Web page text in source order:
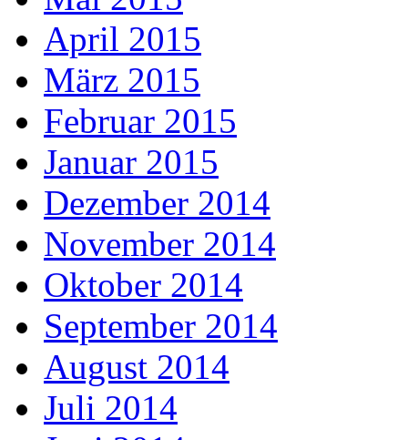
April 2015
März 2015
Februar 2015
Januar 2015
Dezember 2014
November 2014
Oktober 2014
September 2014
August 2014
Juli 2014